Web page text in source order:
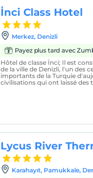
İnci Class Hotel
Merkez, Denizli
Payez plus tard avec
Hôtel de classe İnci; Il est
de la ville de Denizli, l'un des
importants de la Turquie
civilisations qui ont laissé des
Lycus River
Karahayıt, Pamukkale,